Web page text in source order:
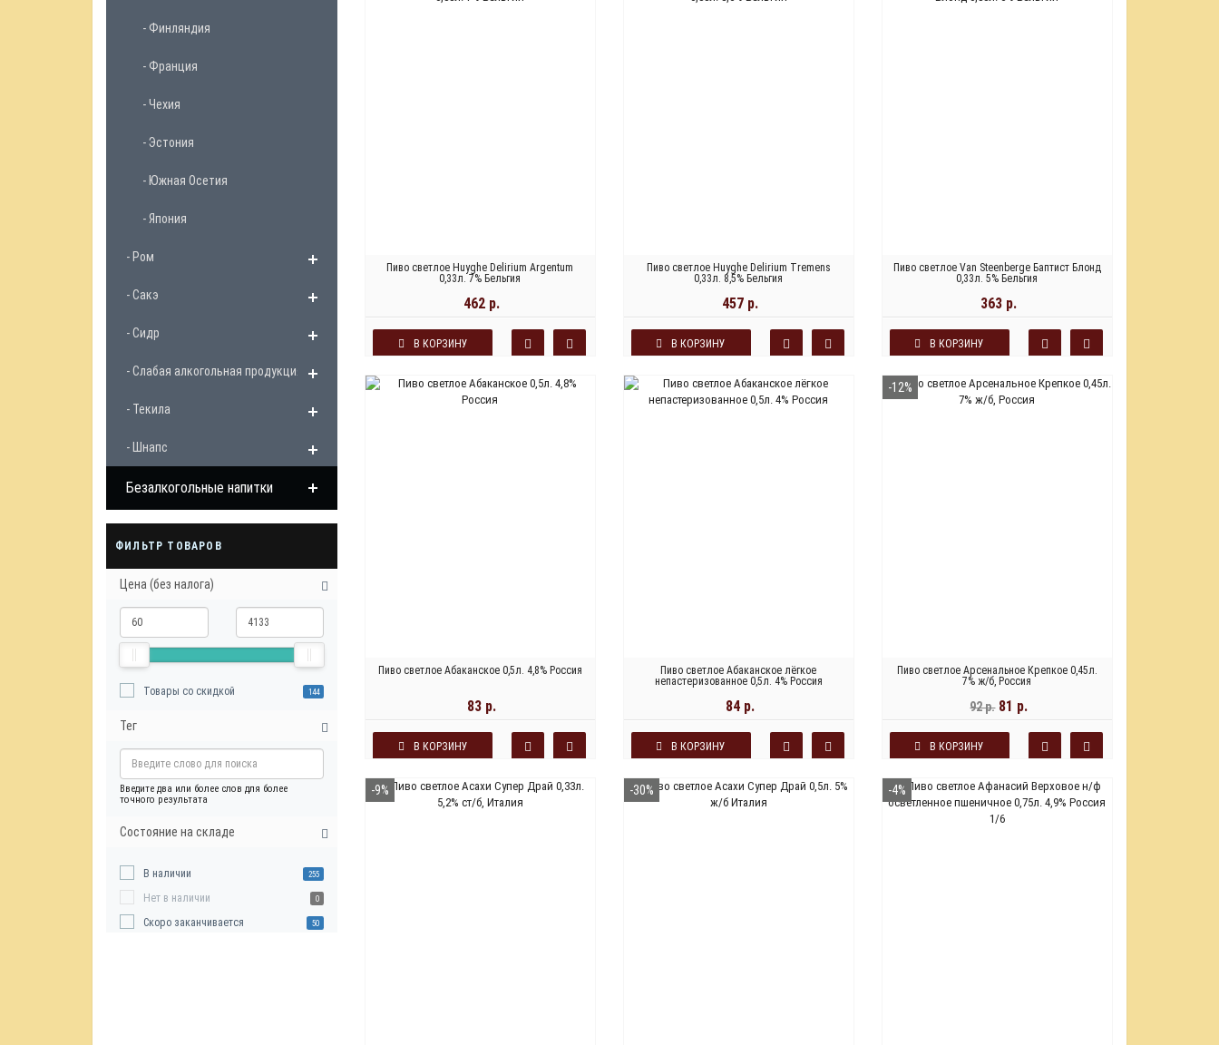
- Финляндия
- Франция
- Чехия
- Эстония
- Южная Осетия
- Япония
- Ром
- Сакэ
- Сидр
- Слабая алкогольная продукция
- Текила
- Шнапс
Безалкогольные напитки
ФИЛЬТР ТОВАРОВ
Цена (без налога)
Товары со скидкой 144
Тег
Введите два или более слов для более
точного результата
Состояние на складе
В наличии 255
Нет в наличии 0
Скоро заканчивается 50
Пиво светлое Huyghe Delirium Argentum
0,33л. 7% Бельгия
462 р.
В КОРЗИНУ
Пиво светлое Huyghe Delirium Tremens
0,33л. 8,5% Бельгия
457 р.
В КОРЗИНУ
Пиво светлое Van Steenberge Баптист Блонд
0,33л. 5% Бельгия
363 р.
В КОРЗИНУ
Пиво светлое Абаканское 0,5л. 4,8% Россия
83 р.
В КОРЗИНУ
Пиво светлое Абаканское лёгкое
непастеризованное 0,5л. 4% Россия
84 р.
В КОРЗИНУ
-12%
Пиво светлое Арсенальное Крепкое 0,45л.
7% ж/б, Россия
92 р. 81 р.
В КОРЗИНУ
-9% -30% -4%